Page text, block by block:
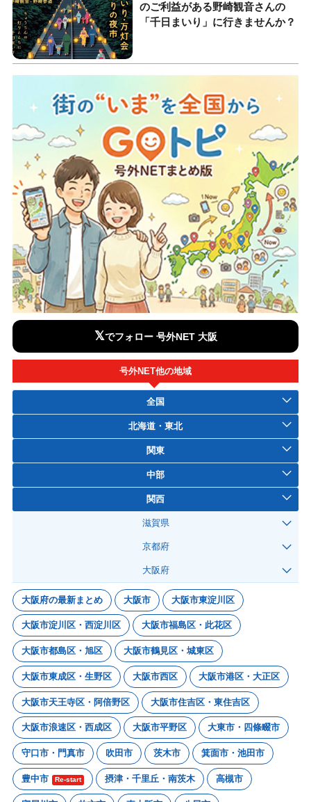
のご利益がある野崎観音さんの
「千日まいり」に行きませんか？
𝕏でフォロー 号外NET 大阪
号外NET他の地域
全国
北海道・東北
関東
中部
関西
滋賀県
京都府
大阪府
大阪府の最新まとめ 大阪市 大阪市東淀川区
大阪市淀川区・西淀川区 大阪市福島区・此花区
大阪市都島区・旭区 大阪市鶴見区・城東区
大阪市東成区・生野区 大阪市西区 大阪市港区・大正区
大阪市天王寺区・阿倍野区 大阪市住吉区・東住吉区
大阪市浪速区・西成区 大阪市平野区 大東市・四條畷市
守口市・門真市 吹田市 茨木市 箕面市・池田市
豊中市 Re-start 摂津・千里丘・南茨木 高槻市